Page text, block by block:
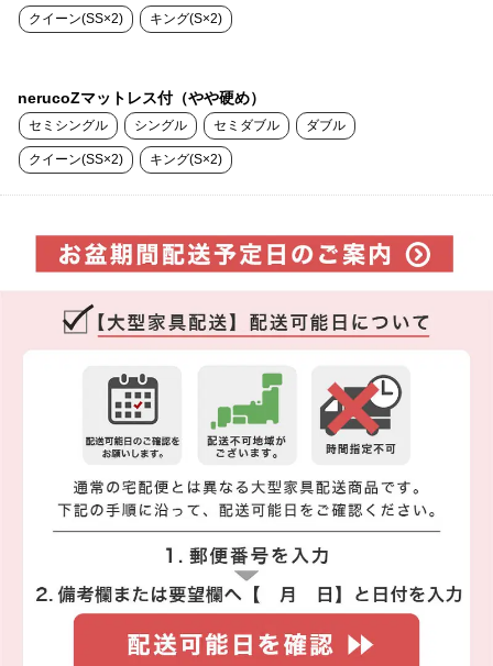
クイーン(SS×2) キング(S×2)
nerucoZマットレス付（やや硬め）
セミシングル シングル セミダブル ダブル
クイーン(SS×2) キング(S×2)